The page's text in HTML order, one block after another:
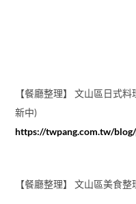
【餐廳整理】 文山區日式料
新中)
https://twpang.com.tw/
【餐廳整理】 文山區美食整